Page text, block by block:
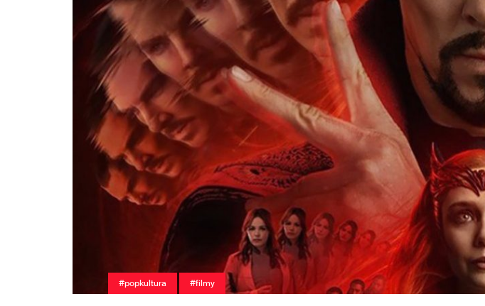
#popkultura #filmy